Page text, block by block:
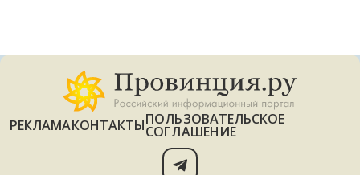
РЕКЛАМАКОНТАКТЫПОЛЬЗОВАТЕЛЬСКОЕ
СОГЛАШЕНИЕ